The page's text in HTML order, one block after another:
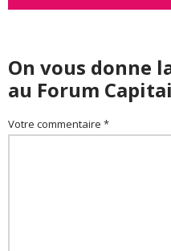
On vous donne
au Forum
Votre commentaire *